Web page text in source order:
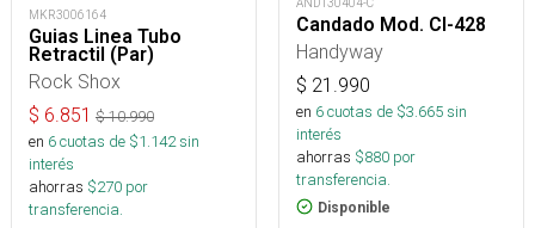
MKR3006164
Guias Linea Tubo
Retractil (Par)
Rock Shox
$ 6.851 $10.990
en 6cuotas de $1.142sin
interés
ahorras $270 por
transferencia.
Candado Mod. Cl-428
Handyway
$ 21.990
en 6cuotas de $3.665sin
interés
ahorras $880 por
transferencia.
Disponible